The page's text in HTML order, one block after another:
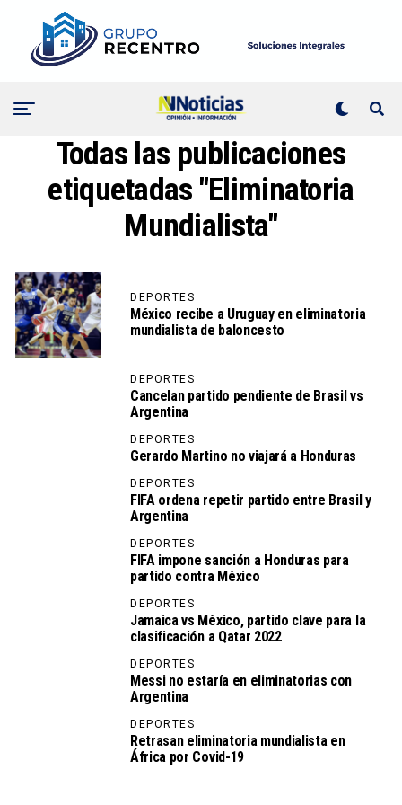
Todas las publicaciones
etiquetadas "Eliminatoria
Mundialista"
DEPORTES
México recibe a Uruguay en eliminatoria
mundialista de baloncesto
DEPORTES
Cancelan partido pendiente de Brasil vs
Argentina
DEPORTES
Gerardo Martino no viajará a Honduras
DEPORTES
FIFA ordena repetir partido entre Brasil y
Argentina
DEPORTES
FIFA impone sanción a Honduras para
partido contra México
DEPORTES
Jamaica vs México, partido clave para la
clasificación a Qatar 2022
DEPORTES
Messi no estaría en eliminatorias con
Argentina
DEPORTES
Retrasan eliminatoria mundialista en
África por Covid-19